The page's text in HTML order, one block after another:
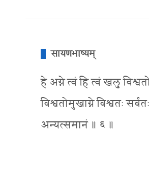
सायणभाष्यम्
हे अग्ने त्वं हि त्वं खलु
विश्वतोमुखाग्ने विश्वतः
अन्यत्समानं ॥ ६ ॥